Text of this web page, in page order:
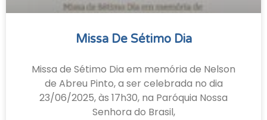
Missa De Sétimo Dia
Missa de Sétimo Dia em memória de Nelson
de Abreu Pinto, a ser celebrada no dia
23/06/2025, às 17h30, na Paróquia Nossa
Senhora do Brasil,